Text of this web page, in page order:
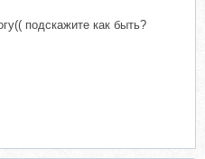
подскажите как быть?